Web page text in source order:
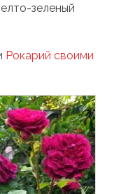
зеленый
Рокарий своими